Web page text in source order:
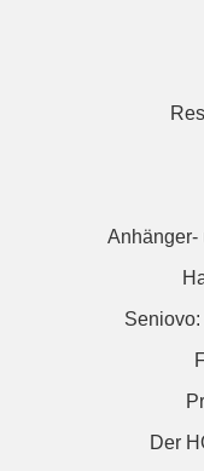
Anhänger-
Der